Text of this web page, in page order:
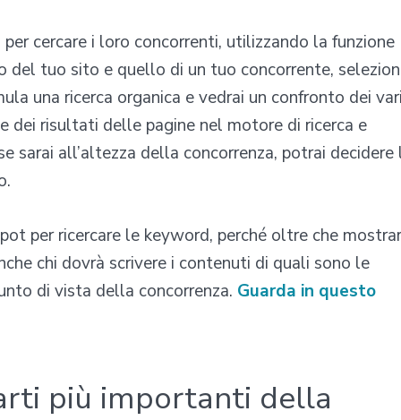
cercare i loro concorrenti, utilizzando la funzione
del tuo sito e quello di un tuo concorrente,
una ricerca organica e vedrai un confronto dei
dei risultati delle pagine nel motore di ricerca e
sarai all’altezza della concorrenza, potrai decidere
per ricercare le keyword, perché oltre che
chi dovrà scrivere i contenuti di quali sono le
di vista della concorrenza. Guarda in questo
più importanti della